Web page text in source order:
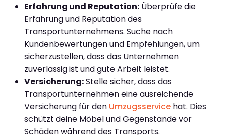
Erfahrung und Reputation: Überprüfe die
Erfahrung und Reputation des
Transportunternehmens. Suche nach
Kundenbewertungen und Empfehlungen, um
sicherzustellen, dass das Unternehmen
zuverlässig ist und gute Arbeit leistet.
Versicherung:Stelle sicher, dass das
Transportunternehmen eine ausreichende
Versicherung für den Umzugsservice hat. Dies
schützt deine Möbel und Gegenstände vor
Schäden während des Transports.